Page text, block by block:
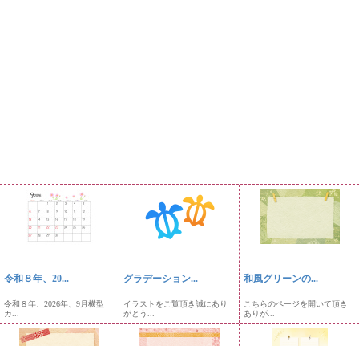
令和８年、20...
令和８年、2026年、9月横型
カ...
グラデーション...
イラストをご覧頂き誠にあり
がとう...
和風グリーンの...
こちらのページを開いて頂き
ありが...